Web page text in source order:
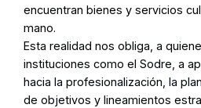
encuentran bienes y servicios
mano.
Esta realidad nos obliga, a
instituciones como el Sodre, a
hacia la profesionalización, la
de objetivos y lineamientos